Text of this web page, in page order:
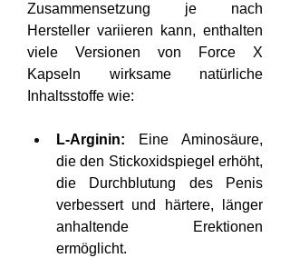
Zusammensetzung je nach
Hersteller variieren kann, enthalten
viele Versionen von Force X
Kapseln wirksame natürliche
Inhaltsstoffe wie:
L-Arginin:
Eine Aminosäure,
die den Stickoxidspiegel erhöht,
die Durchblutung des Penis
verbessert und härtere, länger
anhaltende Erektionen
ermöglicht.